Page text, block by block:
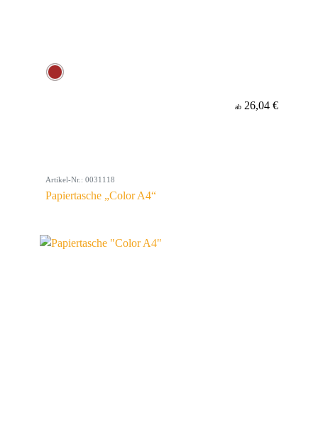
ab 26,04 €
Artikel-Nr.: 0031118
Papiertasche „Color A4“